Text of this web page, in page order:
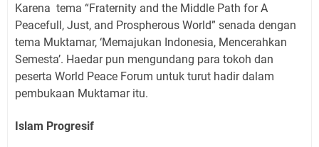
Karena tema “Fraternity and the Middle Path for A
Peacefull, Just, and Prospherous World” senada dengan
tema Muktamar, ‘Memajukan Indonesia, Mencerahkan
Semesta’. Haedar pun mengundang para tokoh dan
peserta World Peace Forum untuk turut hadir dalam
pembukaan Muktamar itu.
Islam Progresif